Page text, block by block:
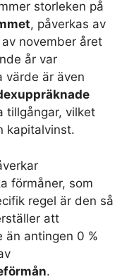
storleken på
, påverkas av
november året
år var
värde är även
tillgångar, vilket
kapitalvinst.
förmåner, som
regel är den så
att
än antingen 0 %
.